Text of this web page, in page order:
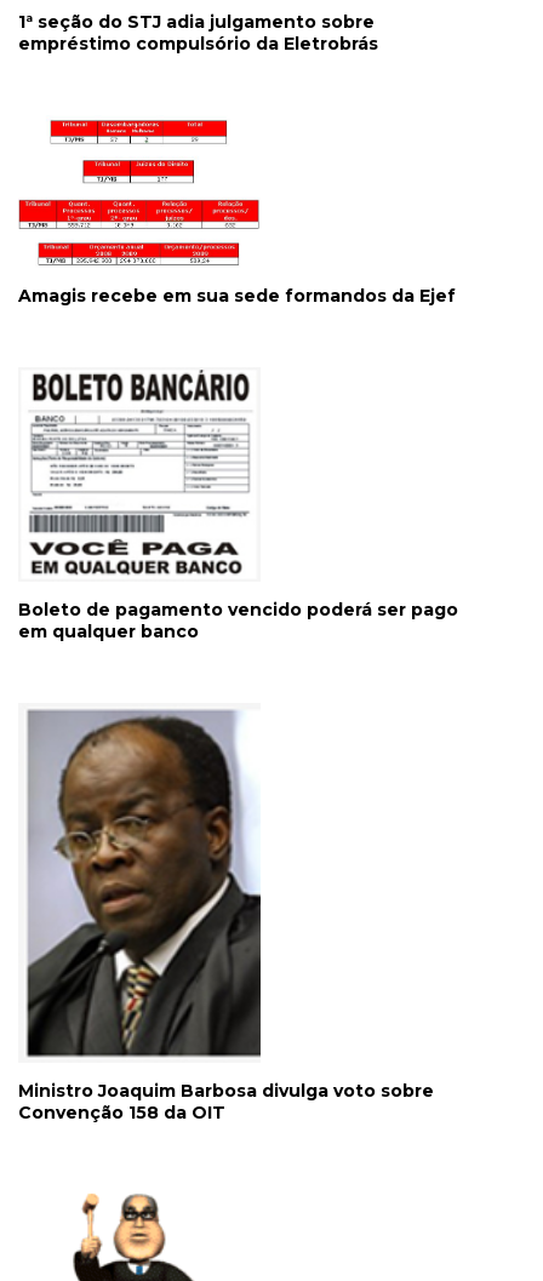
1ª seção do STJ adia julgamento sobre
empréstimo compulsório da Eletrobrás
Amagis recebe em sua sede formandos da Ejef
Boleto de pagamento vencido poderá ser pago
em qualquer banco
Ministro Joaquim Barbosa divulga voto sobre
Convenção 158 da OIT